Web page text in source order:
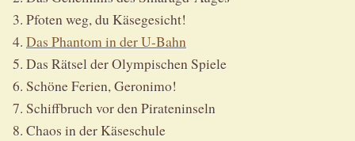
3. Pfoten weg, du Käsegesicht!
4. Das Phantom in der U-Bahn
5. Das Rätsel der Olympischen Spiele
6. Schöne Ferien, Geronimo!
7. Schiffbruch vor den Pirateninseln
8. Chaos in der Käseschule